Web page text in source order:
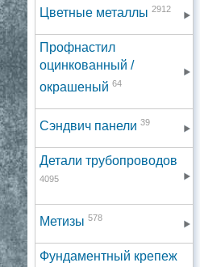
Цветные металлы 2912
Профнастил
оцинкованный /
окрашеный 64
Сэндвич панели 39
Детали трубопроводов
4095
Метизы 578
Фундаментный крепеж